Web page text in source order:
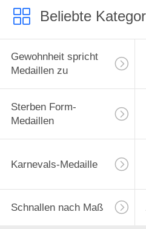
Beliebte
Gewohnheit spricht
Medaillen zu
Sterben Form-
Medaillen
Karnevals-Medaille
Schnallen nach Maß